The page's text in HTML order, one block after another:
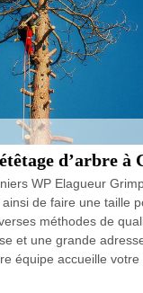
d’arbre à
WP Elagueur
ainsi de faire une taille
méthodes de
et une grande
équipe accueille